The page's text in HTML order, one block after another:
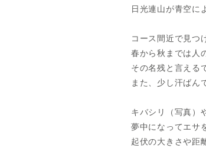
日光連山が青空に
コース間近で見つ
春から秋までは人
その名残と言える
また、少し汗ばん
キバシリ（写真）
夢中になってエサ
起伏の大きさや距